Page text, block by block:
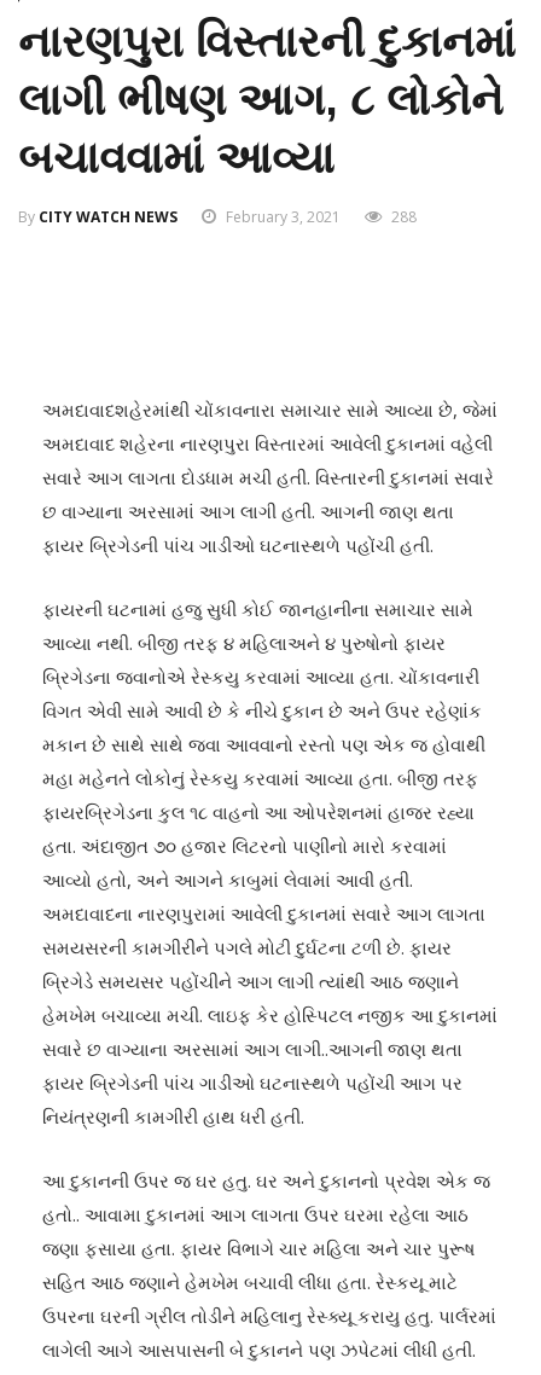
નારણપુરા વિસ્તારની દુકાનમાં
લાગી ભીષણ આગ, ૮ લોકોને
બચાવવામાં આવ્યા
By CITY WATCH NEWS February 3, 2021 288
અમદાવાદશહેરમાંથી ચોંકાવનારા સમાચાર સામે આવ્યા છે, જેમાં
અમદાવાદ શહેરના નારણપુરા વિસ્તારમાં આવેલી દુકાનમાં વહેલી
સવારે આગ લાગતા દોડધામ મચી હતી. વિસ્તારની દુકાનમાં સવારે
છ વાગ્યાના અરસામાં આગ લાગી હતી. આગની જાણ થતા
ફાયર બ્રિગેડની પાંચ ગાડીઓ ઘટનાસ્થળે પહોંચી હતી.
ફાયરની ઘટનામાં હજુ સુધી કોઈ જાનહાનીના સમાચાર સામે
આવ્યા નથી. બીજી તરફ ૪ મહિલાઅને ૪ પુરુષોનો ફાયર
બ્રિગેડના જવાનોએ રેસ્કયુ કરવામાં આવ્યા હતા. ચોંકાવનારી
વિગત એવી સામે આવી છે કે નીચે દુકાન છે અને ઉપર રહેણાંક
મકાન છે સાથે સાથે જવા આવવાનો રસ્તો પણ એક જ હોવાથી
મહા મહેનતે લોકોનું રેસ્કયુ કરવામાં આવ્યા હતા. બીજી તરફ
ફાયરબ્રિગેડના કુલ ૧૮ વાહનો આ ઓપરેશનમાં હાજર રહ્યા
હતા. અંદાજીત ૭૦ હજાર લિટરનો પાણીનો મારો કરવામાં
આવ્યો હતો, અને આગને કાબુમાં લેવામાં આવી હતી.
અમદાવાદના નારણપુરામાં આવેલી દુકાનમાં સવારે આગ લાગતા
સમયસરની કામગીરીને પગલે મોટી દુર્ઘટના ટળી છે. ફાયર
બ્રિગેડે સમયસર પહોંચીને આગ લાગી ત્યાંથી આઠ જણાને
હેમખેમ બચાવ્યા મચી. લાઇફ કેર હોસ્પિટલ નજીક આ દુકાનમાં
સવારે છ વાગ્યાના અરસામાં આગ લાગી..આગની જાણ થતા
ફાયર બ્રિગેડની પાંચ ગાડીઓ ઘટનાસ્થળે પહોંચી આગ પર
નિયંત્રણની કામગીરી હાથ ધરી હતી.
આ દુકાનની ઉપર જ ઘર હતુ. ઘર અને દુકાનનો પ્રવેશ એક જ
હતો.. આવામા દુકાનમાં આગ લાગતા ઉપર ઘરમા રહેલા આઠ
જણા ફસાયા હતા. ફાયર વિભાગે ચાર મહિલા અને ચાર પુરૂષ
સહિત આઠ જણાને હેમખેમ બચાવી લીધા હતા. રેસ્કયૂ માટે
ઉપરના ઘરની ગ્રીલ તોડીને મહિલાનુ રેસ્ક્યૂ કરાયુ હતુ. પાર્લરમાં
લાગેલી આગે આસપાસની બે દુકાનને પણ ઝપેટમાં લીધી હતી.